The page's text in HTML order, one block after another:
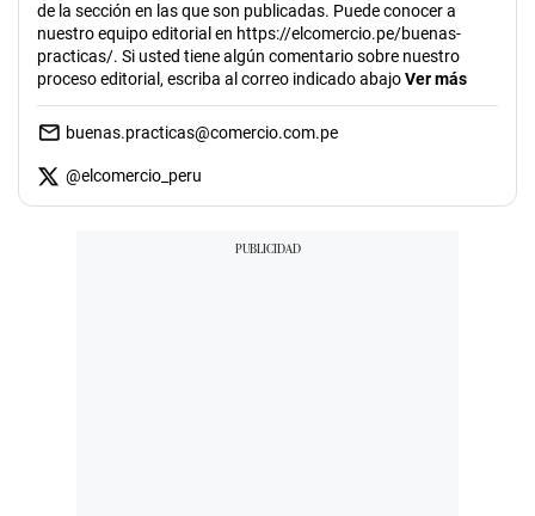
de la sección en las que son publicadas. Puede conocer a
nuestro equipo editorial en https://elcomercio.pe/buenas-
practicas/. Si usted tiene algún comentario sobre nuestro
proceso editorial, escriba al correo indicado abajoVer más
buenas.practicas@comercio.com.pe
@elcomercio_peru